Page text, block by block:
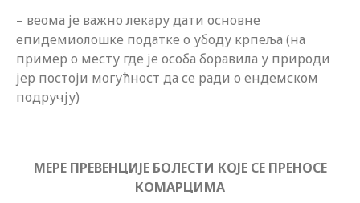
– веома је важно лекару дати основне
епидемиолошке податке о убоду крпеља (на
пример о месту где је особа боравила у природи
јер постоји могућност да се ради о ендемском
подручју)
МЕРЕ ПРЕВЕНЦИЈЕ БОЛЕСТИ КОЈЕ СЕ ПРЕНОСЕ
КОМАРЦИМА